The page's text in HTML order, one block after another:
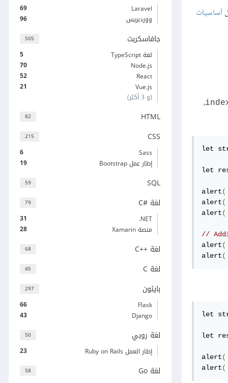
أساسيات
،
let
let
alert(
alert(
alert(
//
alert(
alert(
let
let
alert(
alert(
69
Laravel
96
ووردبريس
505 جافاسكربت
5
لغة TypeScript
70
Node.js
52
React
21
Vue.js
(و 3 أكثر)
82 HTML
215 CSS
6
Sass
19
إطار عمل Bootstrap
59 SQL
79 لغة C#‎
31
‎.NET
28
منصة Xamarin
68 لغة C++‎
45 لغة C
297 بايثون
66
Flask
43
Django
50 لغة روبي
23 إطار العمل Ruby on Rails
58 لغة Go